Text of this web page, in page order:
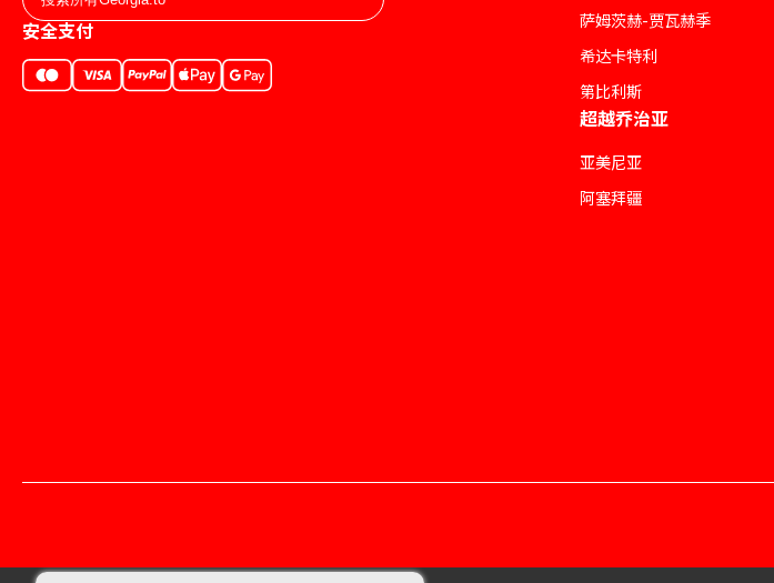
安全支付
萨姆茨赫-贾瓦赫季
希达卡特利
第比利斯
超越乔治亚
亚美尼亚
阿塞拜疆